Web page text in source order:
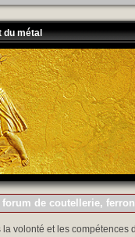
du métal
de coutellerie,
volonté et les